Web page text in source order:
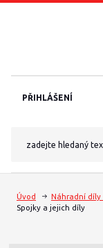
PŘIHLÁŠENÍ
Úvod Náhradní díly
Spojky a jejich díly